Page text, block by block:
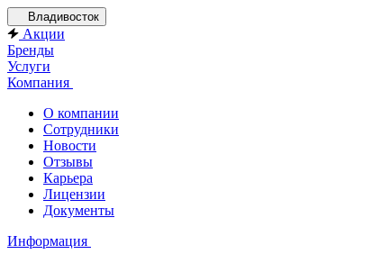
Владивосток
Акции
Бренды
Услуги
Компания
О компании
Сотрудники
Новости
Отзывы
Карьера
Лицензии
Документы
Информация